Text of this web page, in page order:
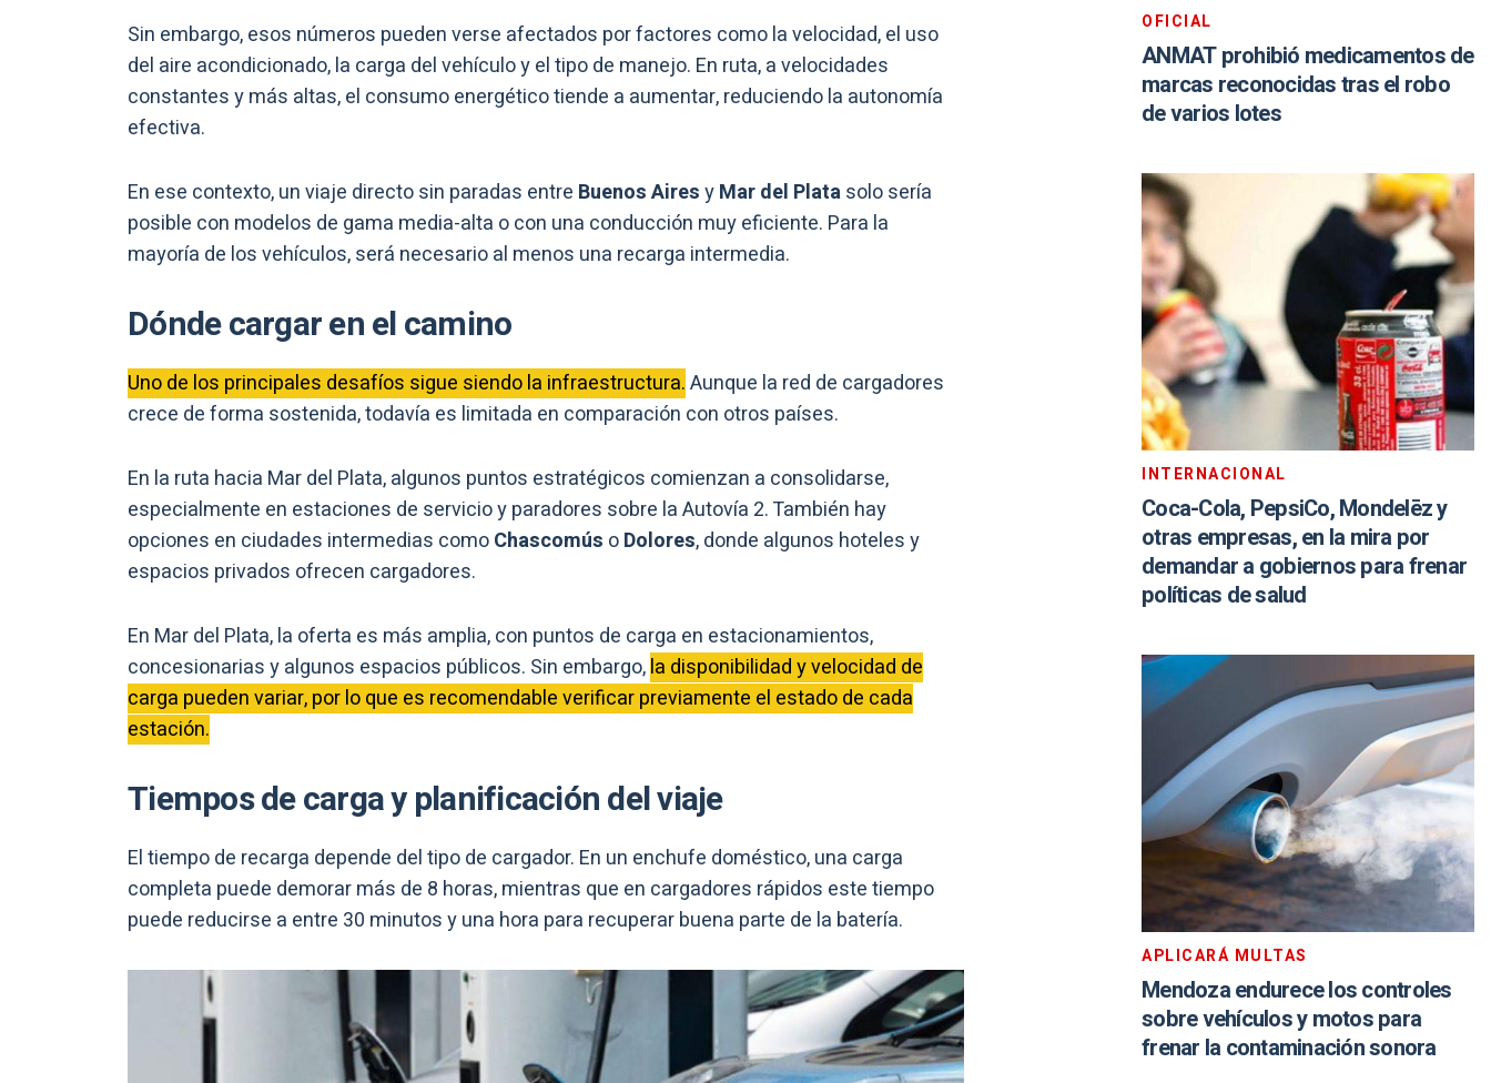
Sin embargo, esos números pueden verse afectados por factores como la velocidad, el uso
del aire acondicionado, la carga del vehículo y el tipo de manejo. En ruta, a velocidades
constantes y más altas, el consumo energético tiende a aumentar, reduciendo la autonomía
efectiva.
En ese contexto, un viaje directo sin paradas entre Buenos AiresyMar del Platasolo sería
posible con modelos de gama media-alta o con una conducción muy eficiente. Para la
mayoría de los vehículos, será necesario al menos una recarga intermedia.
Dónde cargar en el camino
Uno de los principales desafíos sigue siendo la infraestructura.Aunque la red de cargadores
crece de forma sostenida, todavía es limitada en comparación con otros países.
En la ruta hacia Mar del Plata, algunos puntos estratégicos comienzan a consolidarse,
especialmente en estaciones de servicio y paradores sobre la Autovía 2. También hay
opciones en ciudades intermedias comoChascomús oDolores, donde algunos hoteles y
espacios privados ofrecen cargadores.
En Mar del Plata, la oferta es más amplia, con puntos de carga en estacionamientos,
concesionarias y algunos espacios públicos. Sin embargo,la disponibilidad y velocidad de
carga pueden variar, por lo que es recomendable verificar previamente el estado de cada
estación.
Tiempos de carga y planificación del viaje
El tiempo de recarga depende del tipo de cargador. En un enchufe doméstico, una carga
completa puede demorar más de 8 horas, mientras que en cargadores rápidos este tiempo
puede reducirse a entre 30 minutos y una hora para recuperar buena parte de la batería.
OFICIAL
ANMAT prohibió medicamentos de
marcas reconocidas tras el robo
de varios lotes
INTERNACIONAL
Coca-Cola, PepsiCo, Mondelēz y
otras empresas, en la mira por
demandar a gobiernos para frenar
políticas de salud
APLICARÁ MULTAS
Mendoza endurece los controles
sobre vehículos y motos para
frenar la contaminación sonora